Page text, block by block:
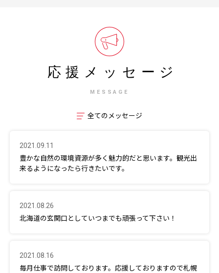
応援メッセージ
MESSAGE
全てのメッセージ
2021.09.11
豊かな自然の環境資源が多く魅力的だと思います。観光出
来るようになったら行きたいです。
2021.08.26
北海道の玄関口としていつまでも頑張って下さい！
2021.08.16
毎月仕事で訪問しております。応援しておりますので札幌